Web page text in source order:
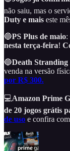
não saiu, mas o
Duty e mais este
🔵PS Plus de maio:
nesta terça-feira!
🔵Death Stranding
venda na versão
por R$ 300.
💻Amazon Prime
de 20 jogos grátis
de uso e confira